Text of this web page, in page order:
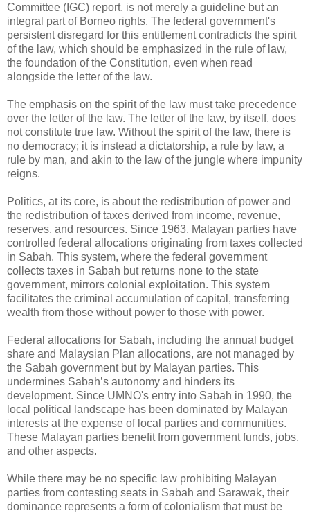
Committee (IGC) report, is not merely a guideline but an
integral part of Borneo rights. The federal government's
persistent disregard for this entitlement contradicts the spirit
of the law, which should be emphasized in the rule of law,
the foundation of the Constitution, even when read
alongside the letter of the law.
The emphasis on the spirit of the law must take precedence
over the letter of the law. The letter of the law, by itself, does
not constitute true law. Without the spirit of the law, there is
no democracy; it is instead a dictatorship, a rule by law, a
rule by man, and akin to the law of the jungle where impunity
reigns.
Politics, at its core, is about the redistribution of power and
the redistribution of taxes derived from income, revenue,
reserves, and resources. Since 1963, Malayan parties have
controlled federal allocations originating from taxes collected
in Sabah. This system, where the federal government
collects taxes in Sabah but returns none to the state
government, mirrors colonial exploitation. This system
facilitates the criminal accumulation of capital, transferring
wealth from those without power to those with power.
Federal allocations for Sabah, including the annual budget
share and Malaysian Plan allocations, are not managed by
the Sabah government but by Malayan parties. This
undermines Sabah’s autonomy and hinders its
development. Since UMNO's entry into Sabah in 1990, the
local political landscape has been dominated by Malayan
interests at the expense of local parties and communities.
These Malayan parties benefit from government funds, jobs,
and other aspects.
While there may be no specific law prohibiting Malayan
parties from contesting seats in Sabah and Sarawak, their
dominance represents a form of colonialism that must be